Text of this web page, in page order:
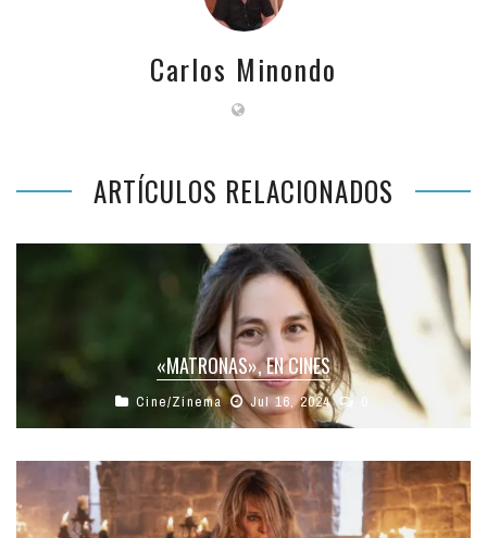
Carlos Minondo
ARTÍCULOS RELACIONADOS
«MATRONAS», EN CINES
Cine/Zinema Jul 16, 2024 0